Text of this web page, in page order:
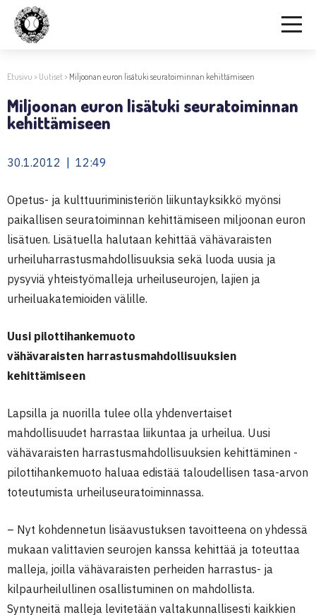
Etusivu > Uutiset> Miljoonan euron lisätuki seuratoiminnan kehittämiseen
Miljoonan euron lisätuki seuratoiminnan
kehittämiseen
30.1.2012 | 12:49
Opetus- ja kulttuuriministeriön liikuntayksikkö myönsi
paikallisen seuratoiminnan kehittämiseen miljoonan euron
lisätuen. Lisätuella halutaan kehittää vähävaraisten
urheiluharrastusmahdollisuuksia sekä luoda uusia ja
pysyviä yhteistyömalleja urheiluseurojen, lajien ja
urheiluakatemioiden välille.
Uusi pilottihankemuoto
vähävaraisten harrastusmahdollisuuksien
kehittämiseen
Lapsilla ja nuorilla tulee olla yhdenvertaiset
mahdollisuudet harrastaa liikuntaa ja urheilua. Uusi
vähävaraisten harrastusmahdollisuuksien kehittäminen -
pilottihankemuoto haluaa edistää taloudellisen tasa-arvon
toteutumista urheiluseuratoiminnassa.
– Nyt kohdennetun lisäavustuksen tavoitteena on yhdessä
mukaan valittavien seurojen kanssa kehittää ja toteuttaa
malleja, joilla vähävaraisten perheiden harrastus- ja
kilpaurheilullinen osallistuminen on mahdollista.
Syntyneitä malleja levitetään valtakunnallisesti kaikkien